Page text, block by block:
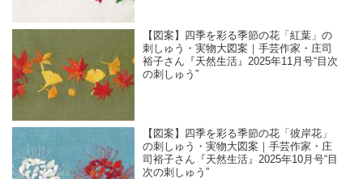
【図案】四季を彩る季節の花「紅葉」の
刺しゅう・実物大図案｜手芸作家・庄司
裕子さん『天然生活』2025年11月号“目次
の刺しゅう”
【図案】四季を彩る季節の花「彼岸花」
の刺しゅう・実物大図案｜手芸作家・庄
司裕子さん『天然生活』2025年10月号“目
次の刺しゅう”